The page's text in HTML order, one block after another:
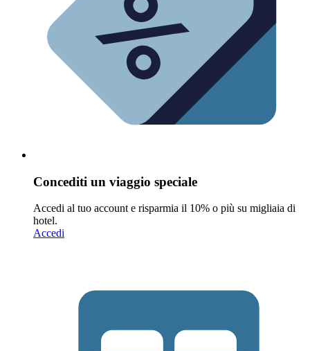
Concediti un viaggio speciale
Accedi al tuo account e risparmia il 10% o più su migliaia di
hotel.
Accedi